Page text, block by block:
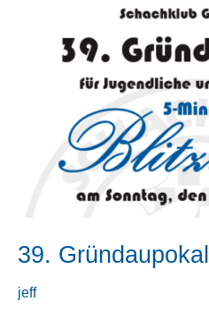
39. Gründaupokal
jeff